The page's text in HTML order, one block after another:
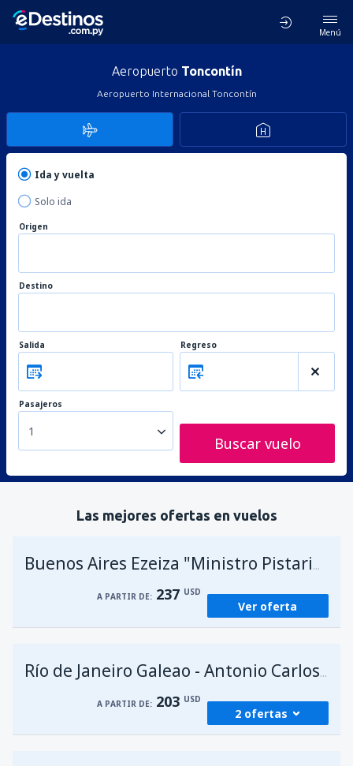
Menú
Aeropuerto Toncontín
Aeropuerto Internacional Toncontín
Ida y vuelta
Solo ida
Origen
Destino
Salida Regreso
Pasajeros
1
Buscar vuelo
Las mejores ofertas en vuelos
Buenos Aires Ezeiza "Ministro Pistarini"
A PARTIR DE: 237 USD
Ver oferta
Río de Janeiro Galeao - Antonio Carlos Jobim
A PARTIR DE: 203 USD
2 ofertas